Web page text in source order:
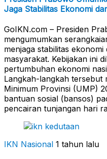
Jaga Stabilitas Ekonomi
GoIKN.com – Presiden
mengumumkan
menjaga stabilitas
masyarakat. Kebijakan ini
pertumbuhan ekonomi
Langkah-langkah tersebut
Minimum Provinsi (UMP)
bantuan sosial (bansos)
pencairan tunjangan hari
IKN Nasional 1 tahun lalu